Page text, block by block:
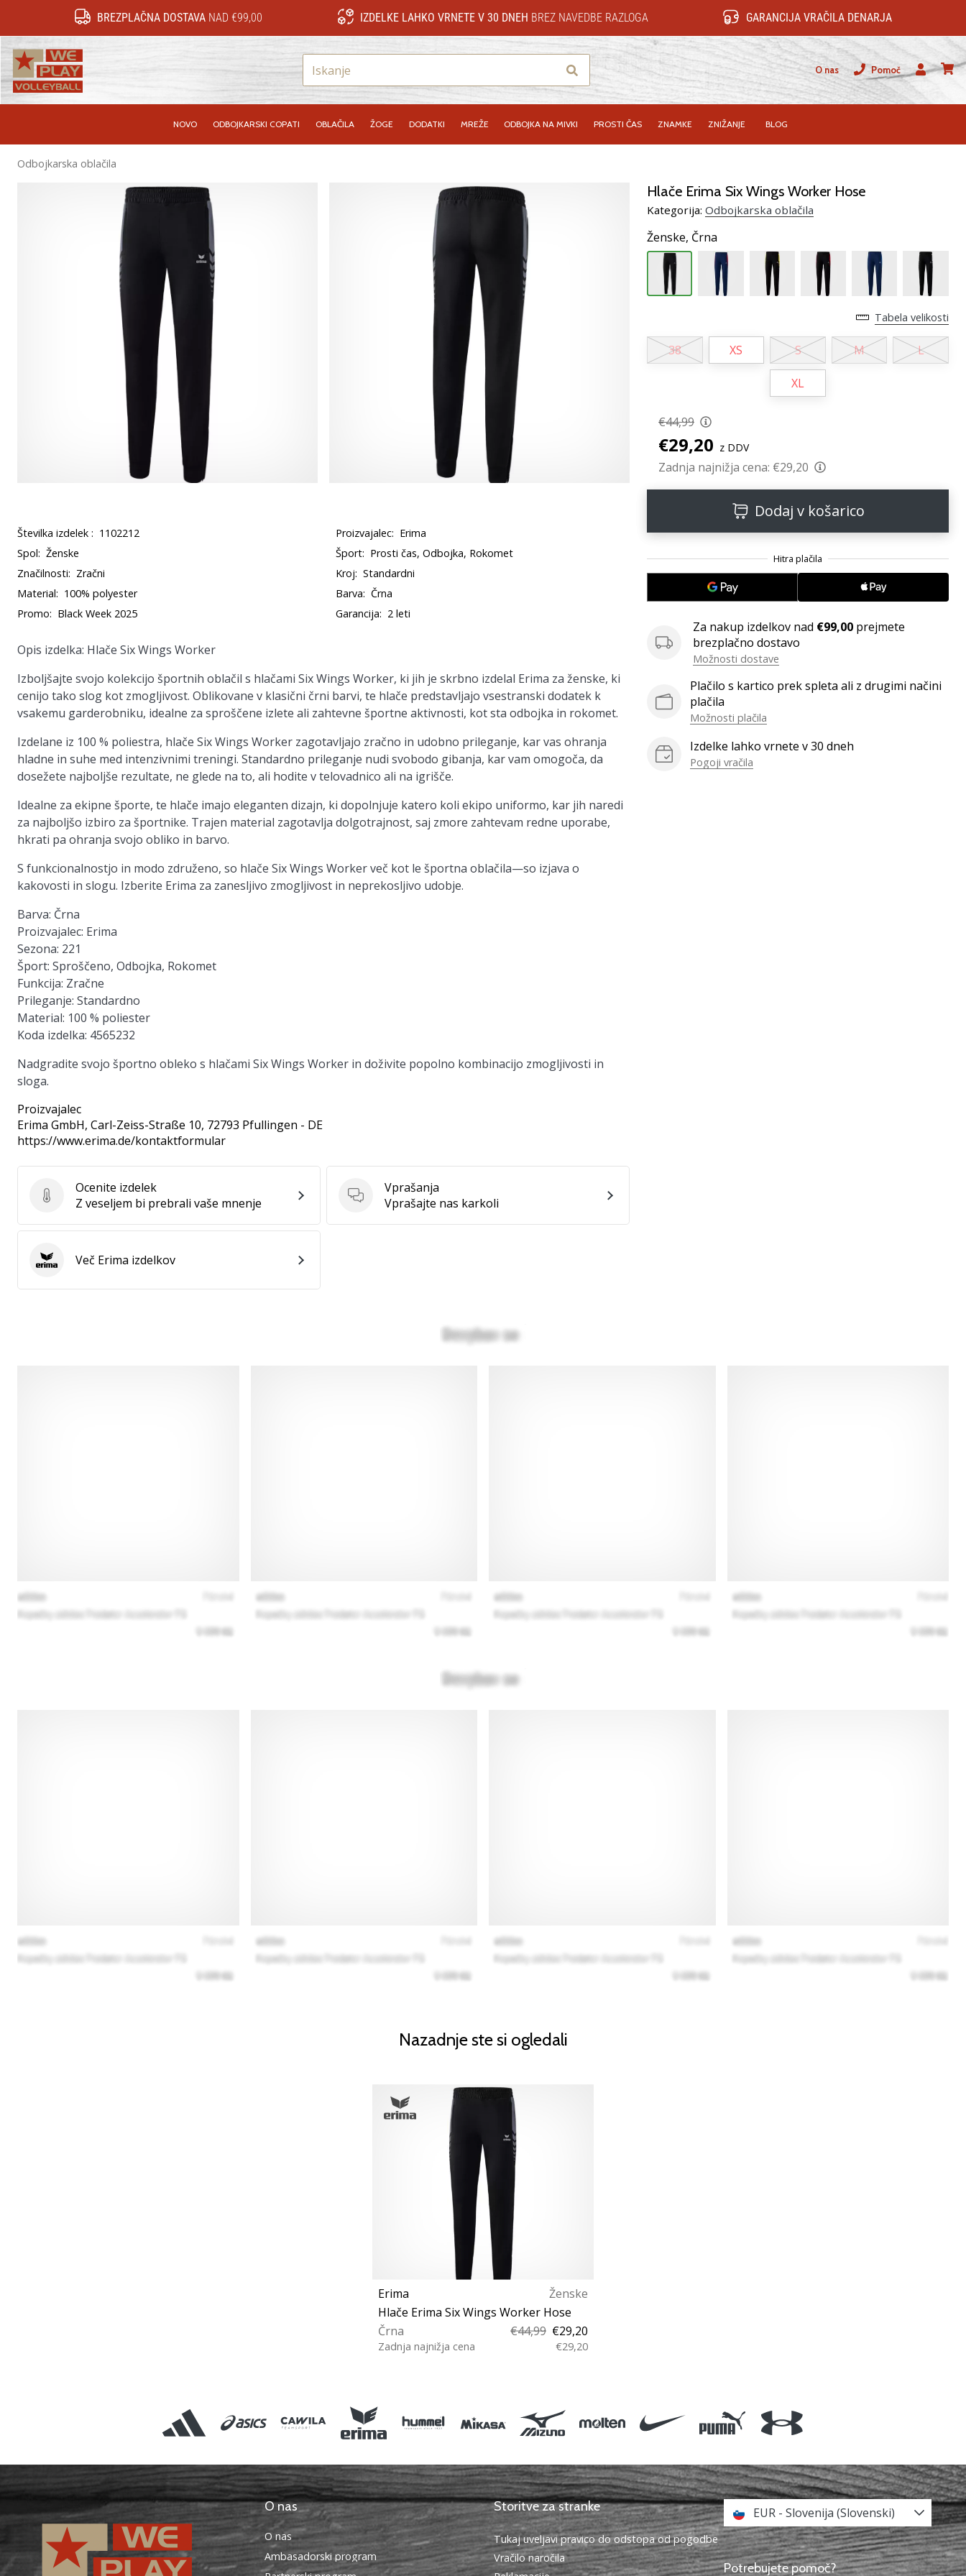
BREZPLAČNA DOSTAVA NAD €99,00 IZDELKE LAHKO VRNETE V 30 DNEH BREZ NAVEDBE RAZLOGA GARANCIJA VRAČILA DENARJA
Iskanje O nas
Pomoč
Uporabnik
NOVO ODBOJKARSKI COPATI OBLAČILA ŽOGE DODATKI MREŽE ODBOJKA NA MIVKI PROSTI ČAS ZNAMKE ZNIŽANJE BLOG
Odbojkarska oblačila
Hlače Erima Six Wings Worker Hose
Kategorija: Odbojkarska oblačila
Ženske, Črna
Tabela velikosti
38 XS S M L
XL
€44,99
€29,20 z DDV
Zadnja najnižja cena: €29,20
Dodaj v košarico
Za nakup izdelkov nad €99,00 prejmete
brezplačno dostavo
Možnosti dostave
Plačilo s kartico prek spleta ali z drugimi načini
plačila
Možnosti plačila
Izdelke lahko vrnete v 30 dneh
Pogoji vračila
Številka izdelek : 1102212 Proizvajalec: Erima
Spol: Ženske Šport: Prosti čas, Odbojka, Rokomet
Značilnosti: Zračni Kroj: Standardni
Material: 100% polyester Barva: Črna
Promo: Black Week 2025 Garancija: 2 leti
Opis izdelka: Hlače Six Wings Worker
Izboljšajte svojo kolekcijo športnih oblačil s hlačami Six Wings Worker, ki jih je skrbno izdelal Erima za ženske, ki
cenijo tako slog kot zmogljivost. Oblikovane v klasični črni barvi, te hlače predstavljajo vsestranski dodatek k
vsakemu garderobniku, idealne za sproščene izlete ali zahtevne športne aktivnosti, kot sta odbojka in rokomet.
Izdelane iz 100 % poliestra, hlače Six Wings Worker zagotavljajo zračno in udobno prileganje, kar vas ohranja
hladne in suhe med intenzivnimi treningi. Standardno prileganje nudi svobodo gibanja, kar vam omogoča, da
dosežete najboljše rezultate, ne glede na to, ali hodite v telovadnico ali na igrišče.
Idealne za ekipne športe, te hlače imajo eleganten dizajn, ki dopolnjuje katero koli ekipo uniformo, kar jih naredi
za najboljšo izbiro za športnike. Trajen material zagotavlja dolgotrajnost, saj zmore zahtevam redne uporabe,
hkrati pa ohranja svojo obliko in barvo.
S funkcionalnostjo in modo združeno, so hlače Six Wings Worker več kot le športna oblačila—so izjava o
kakovosti in slogu. Izberite Erima za zanesljivo zmogljivost in neprekosljivo udobje.
Barva: Črna
Proizvajalec: Erima
Sezona: 221
Šport: Sproščeno, Odbojka, Rokomet
Funkcija: Zračne
Prileganje: Standardno
Material: 100 % poliester
Koda izdelka: 4565232
Nadgradite svojo športno obleko s hlačami Six Wings Worker in doživite popolno kombinacijo zmogljivosti in
sloga.
Proizvajalec
Erima GmbH, Carl-Zeiss-Straße 10, 72793 Pfullingen - DE
https://www.erima.de/kontaktformular
Ocenite izdelek
Ocenite izdelek
Z veseljem bi prebrali vaše mnenje
Vprašanja
Vprašanja
Vprašajte nas karkoli
Erima Več Erima izdelkov
Nazadnje ste si ogledali
Erima
Ženske
Hlače Erima Six Wings Worker Hose
Črna
€44,99 €29,20
Zadnja najnižja cena €29,20
O nas
O nas
Ambasadorski program
Storitve za stranke
Tukaj uveljavi pravico do odstopa od pogodbe
Vračilo naročila
EUR - Slovenija (Slovenski)
Potrebujete pomoč?